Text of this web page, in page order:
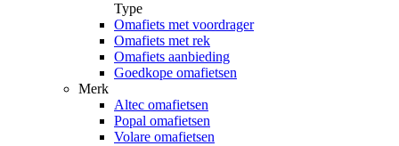
Type
Omafiets met voordrager
Omafiets met rek
Omafiets aanbieding
Goedkope omafietsen
Merk
Altec omafietsen
Popal omafietsen
Volare omafietsen